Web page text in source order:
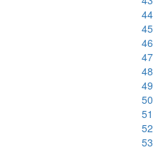
44
45
46
47
48
49
50
51
52
53